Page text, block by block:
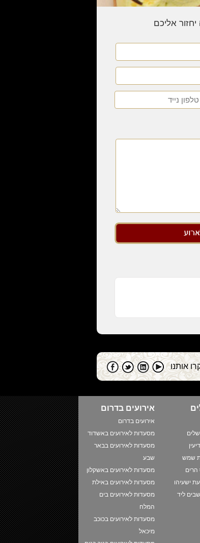
אליכם
אותנו
שמש
הרים
ישעיהו
ליד
אירועים בדרום
אירועים בדרום
מסעדות לאירועים באשדוד
מסעדות לאירועים בבאר
שבע
מסעדות לאירועים באשקלון
מסעדות לאירועים באילת
מסעדות לאירועים בים
המלח
מסעדות לאירועים בכוכב
מיכאל